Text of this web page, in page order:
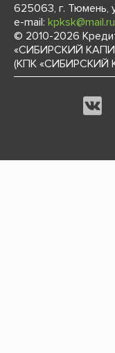
625063, г. Тюмень,
e-mail: kpksk@mail.ru
© 2010-2026
«СИБИРСКИЙ
(КПК «СИБИРСКИЙ